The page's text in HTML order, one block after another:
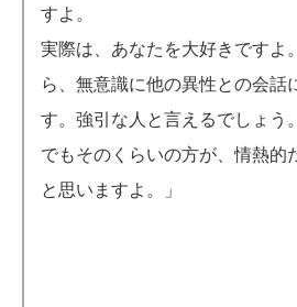
すよ。
実際は、あなたを大好きですよ
ら、無意識に他の異性との会話
す。強引な人と言えるでしょう。
でもそのくらいの方が、情熱的
と思いますよ。」